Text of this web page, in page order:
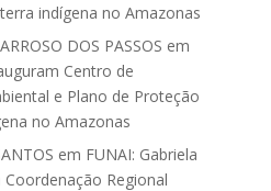
indígena no Amazonas
DOS PASSOS em
Centro de
e Plano de Proteção
no Amazonas
em FUNAI: Gabriela
Regional